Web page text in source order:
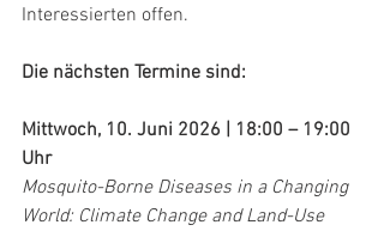
Interessierten offen.
Die nächsten Termine sind:
Mittwoch, 10. Juni 2026 | 18:00 – 19:00
Uhr
Mosquito-Borne Diseases in a Changing
World: Climate Change and Land-Use